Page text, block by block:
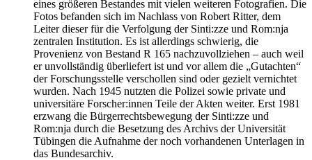
eines größeren Bestandes mit vielen weiteren Fotografien. Die
Fotos befanden sich im Nachlass von Robert Ritter, dem
Leiter dieser für die Verfolgung der Sinti:zze und Rom:nja
zentralen Institution. Es ist allerdings schwierig, die
Provenienz von Bestand R 165 nachzuvollziehen – auch weil
er unvollständig überliefert ist und vor allem die „Gutachten“
der Forschungsstelle verschollen sind oder gezielt vernichtet
wurden. Nach 1945 nutzten die Polizei sowie private und
universitäre Forscher:innen Teile der Akten weiter. Erst 1981
erzwang die Bürgerrechtsbewegung der Sinti:zze und
Rom:nja durch die Besetzung des Archivs der Universität
Tübingen die Aufnahme der noch vorhandenen Unterlagen in
das Bundesarchiv.